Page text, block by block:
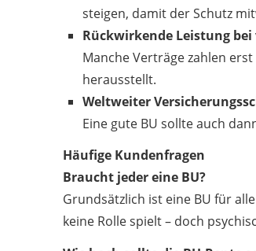
steigen, damit der Schutz
Rückwirkende Leistung
Manche Verträge zahlen
herausstellt.
Weltweiter
Eine gute BU sollte auch
Häufige Kundenfragen
Braucht jeder eine BU?
Grundsätzlich ist eine BU für
keine Rolle spielt – doch